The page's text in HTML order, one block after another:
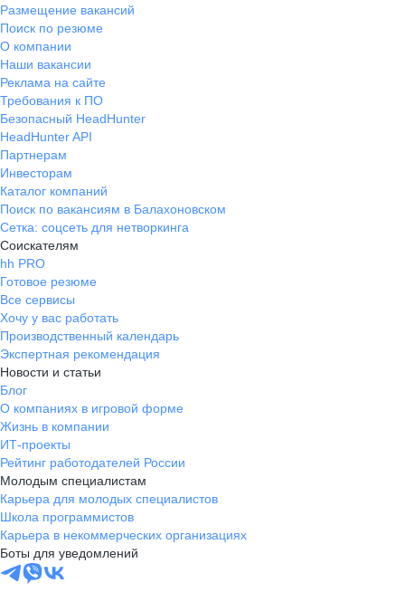
Размещение вакансий
Поиск по резюме
О компании
Наши вакансии
Реклама на сайте
Требования к ПО
Безопасный HeadHunter
HeadHunter API
Партнерам
Инвесторам
Каталог компаний
Поиск по вакансиям в Балахоновском
Сетка: соцсеть для нетворкинга
Соискателям
hh PRO
Готовое резюме
Все сервисы
Хочу у вас работать
Производственный календарь
Экспертная рекомендация
Новости и статьи
Блог
О компаниях в игровой форме
Жизнь в компании
ИТ-проекты
Рейтинг работодателей России
Молодым специалистам
Карьера для молодых специалистов
Школа программистов
Карьера в некоммерческих организациях
Боты для уведомлений